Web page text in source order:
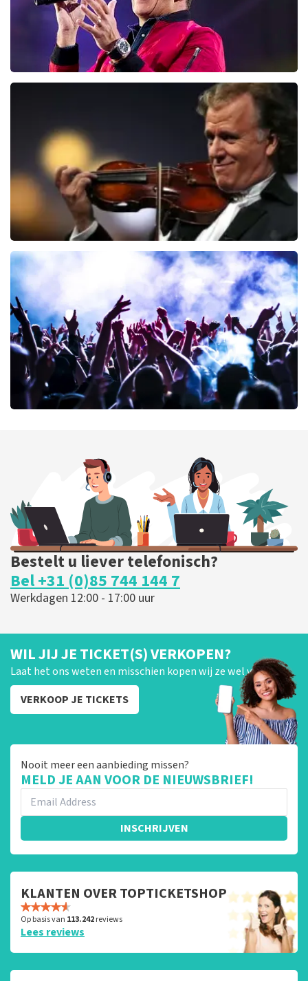
BESTEL NU
BESTEL NU
BESTEL NU
Bestelt u liever telefonisch?
Bel +31 (0)85 744 144 7
Werkdagen 12:00 - 17:00 uur
WIL JIJ JE TICKET(S) VERKOPEN?
Laat het ons weten en misschien kopen wij ze wel van je!
VERKOOP JE TICKETS
Nooit meer een aanbieding missen?
MELD JE AAN VOOR DE NIEUWSBRIEF!
INSCHRIJVEN
KLANTEN OVER TOPTICKETSHOP
Op basis van 113.242reviews
Lees reviews